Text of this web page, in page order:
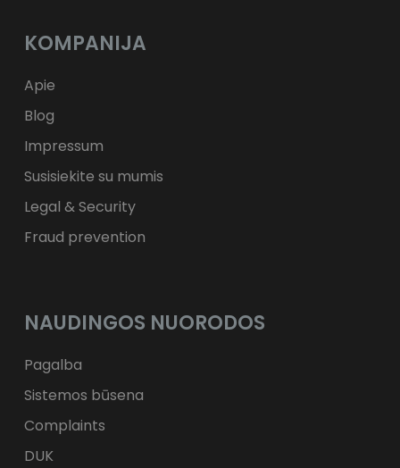
ft HUF
zł
KOMPANIJA
Apie
Blog
Impressum
Susisiekite su mumis
Legal & Security
Fraud prevention
NAUDINGOS NUORODOS
Pagalba
Sistemos būsena
Complaints
DUK